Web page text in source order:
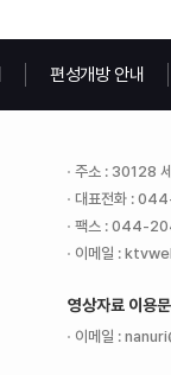
편성개방 안내
주소 : 30128
대표전화 :
팩스 : 044-
이메일 :
영상자료 이용문
이메일 :